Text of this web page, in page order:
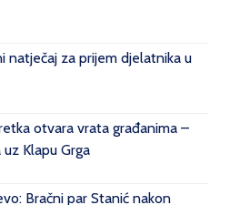
natječaj za prijem djelatnika u
otvara vrata građanima –
Klapu Grga
Bračni par Stanić nakon